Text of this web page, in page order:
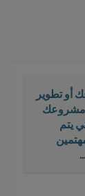
n
أو تطوير
مشروعك
يتم